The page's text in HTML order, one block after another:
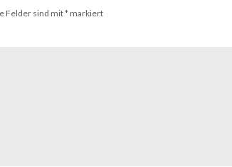
Felder sind mit*markiert